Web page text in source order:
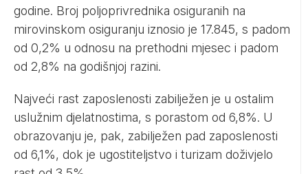
godine. Broj poljoprivrednika osiguranih na
mirovinskom osiguranju iznosio je 17.845, s padom
od 0,2% u odnosu na prethodni mjesec i padom
od 2,8% na godišnjoj razini.
Najveći rast zaposlenosti zabilježen je u ostalim
uslužnim djelatnostima, s porastom od 6,8%. U
obrazovanju je, pak, zabilježen pad zaposlenosti
od 6,1%, dok je ugostiteljstvo i turizam doživjelo